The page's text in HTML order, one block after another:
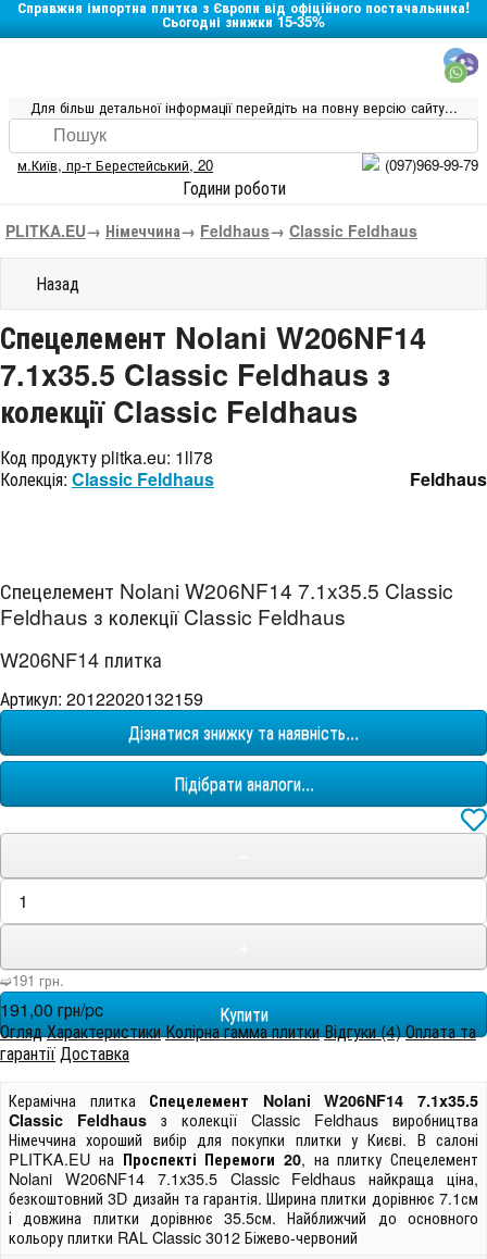
Справжня імпортна плитка з Європи від офіційного постачальника!
Сьогодні знижки 15-35%
Для більш детальної інформації перейдіть на повну версію сайту...
м.Київ, пр-т Берестейський, 20 (097)969-99-79
Години роботи
PLITKA.EU→ Німеччина→ Feldhaus→ Classic Feldhaus
Назад
Спецелемент Nolani W206NF14
7.1x35.5 Classic Feldhaus з
колекції Classic Feldhaus
Код продукту plitka.eu: 1ll78
Колекція: Classic Feldhaus Feldhaus
Спецелемент Nolani W206NF14 7.1x35.5 Classic
Feldhaus з колекції Classic Feldhaus
W206NF14 плитка
Артикул: 20122020132159
Дізнатися знижку та наявність...
Підібрати аналоги...
➫191 грн.
191,00 грн/pc
ОглядХарактеристикиКолірна гамма плиткиВідгуки (4)Оплата та
гарантії Доставка
Керамічна плитка Спецелемент Nolani W206NF14 7.1x35.5
Classic Feldhaus з колекції Classic Feldhaus виробництва
Німеччина хороший вибір для покупки плитки у Києві. В салоні
PLITKA.EU на Проспекті Перемоги 20, на плитку Спецелемент
Nolani W206NF14 7.1x35.5 Classic Feldhaus найкраща ціна,
безкоштовний 3D дизайн та гарантія. Ширина плитки дорівнює 7.1см
і довжина плитки дорівнює 35.5см. Найближчий до основного
кольору плитки RAL Classic 3012 Біжево-червоний